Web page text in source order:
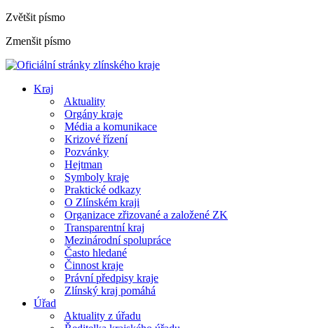
Zvětšit písmo
Zmenšit písmo
Kraj
Aktuality
Orgány kraje
Média a komunikace
Krizové řízení
Pozvánky
Hejtman
Symboly kraje
Praktické odkazy
O Zlínském kraji
Organizace zřizované a založené ZK
Transparentní kraj
Mezinárodní spolupráce
Často hledané
Činnost kraje
Právní předpisy kraje
Zlínský kraj pomáhá
Úřad
Aktuality z úřadu